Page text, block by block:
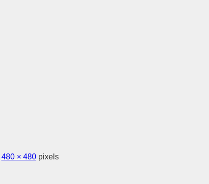
480 × 480pixels